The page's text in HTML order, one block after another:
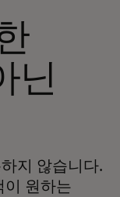
닌
지 않습니다.
이 원하는